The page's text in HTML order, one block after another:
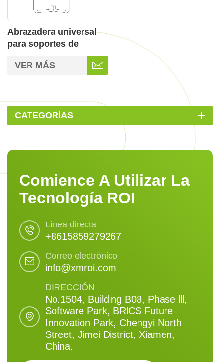
Abrazadera universal
para soportes de
paneles solares para
techos
VER MÁS
CATEGORÍAS
Comience A Utilizar La
Tecnología ROI
Línea directa
+8615859279267
Correo electrónico
info@xmroi.com
DIRECCIÓN
No.1504, Building B08, Phase lll,
Software Park, BRlCS Future
Innovation Park, Chengyi North
Street, Jimei District, Xiamen,
China.